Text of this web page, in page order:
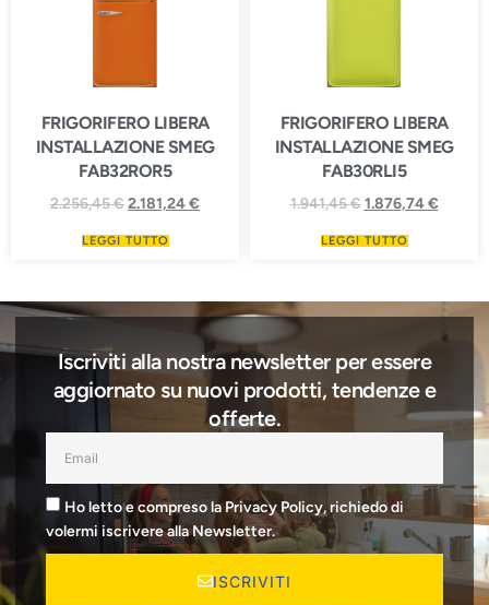
FRIGORIFERO LIBERA
INSTALLAZIONE SMEG
FAB32ROR5
2.256,45€2.181,24€
LEGGI TUTTO
FRIGORIFERO LIBERA
INSTALLAZIONE SMEG
FAB30RLI5
1.941,45€ 1.876,74€
LEGGI TUTTO
Iscriviti alla nostra newsletter per essere
aggiornato su nuovi prodotti, tendenze e
offerte.
Ho letto e compreso la Privacy Policy, richiedo di
volermi iscrivere alla Newsletter.
ISCRIVITI